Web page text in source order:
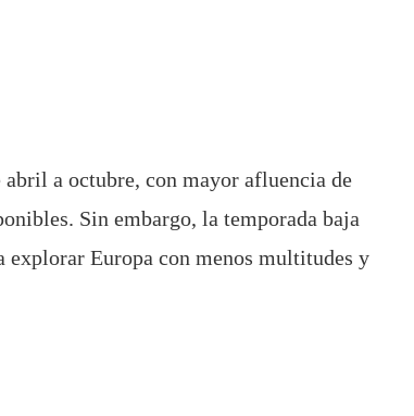
a octubre, con mayor afluencia de
Sin embargo, la temporada baja
explorar Europa con menos multitudes y